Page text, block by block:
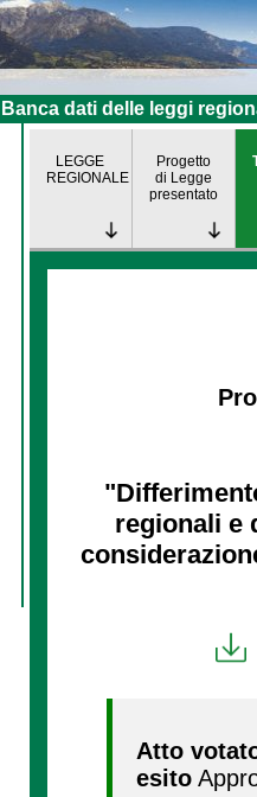
Banca dati delle leggi
LEGGE
REGIONALE
Progetto
di Legge
presentato
regionali e
Atto
esito